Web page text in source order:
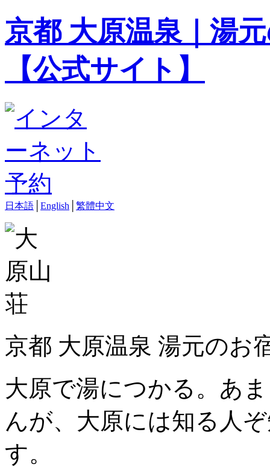
京都 大原温泉｜湯
【公式サイト】
日本語 English 繁體中文
京都 大原温泉 湯元の
大原で湯につかる。あ
んが、大原には知る人
す。